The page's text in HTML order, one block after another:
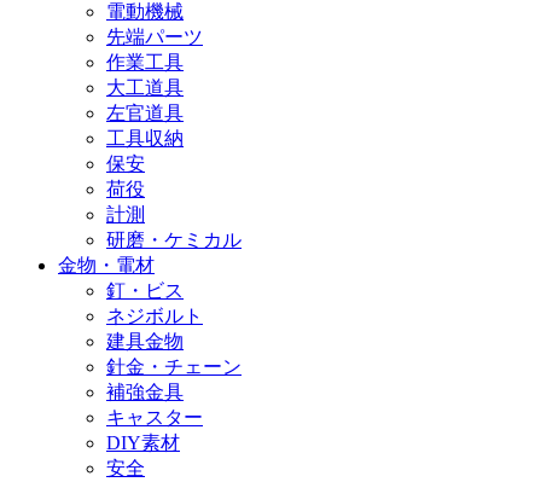
電動機械
先端パーツ
作業工具
大工道具
左官道具
工具収納
保安
荷役
計測
研磨・ケミカル
金物・電材
釘・ビス
ネジボルト
建具金物
針金・チェーン
補強金具
キャスター
DIY素材
安全